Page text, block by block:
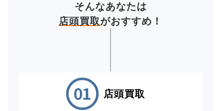
そんなあなたは
店頭買取がおすすめ！
店頭買取